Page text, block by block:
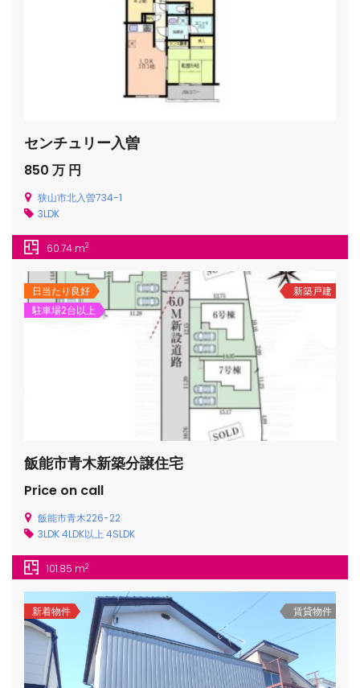
センチュリー入曽
850 万 円
狭山市北入曽734-1
3LDK
60.74 m2
日当たり良好
駐車場2台以上
新築戸建
飯能市青木新築分譲住宅
Price on call
飯能市青木226-22
3LDK4LDK以上 4SLDK
101.85 m2
新着物件 賃貸物件